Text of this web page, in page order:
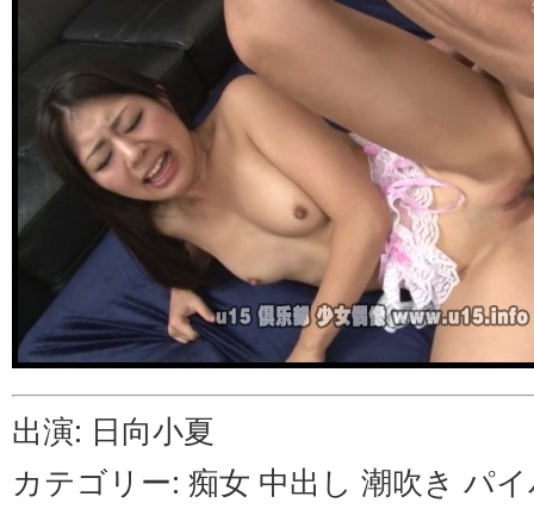
出演: 日向小夏
カテゴリー: 痴女 中出し 潮吹き パ